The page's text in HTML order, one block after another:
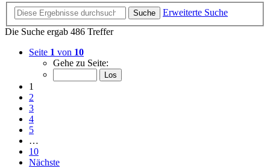
Suche
Erweiterte Suche
Die Suche ergab 486 Treffer
Seite 1 von 10
Gehe zu Seite:
1
2
3
4
5
…
10
Nächste